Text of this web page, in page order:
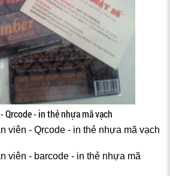
Qrcode - in thẻ nhựa mã vạch
viên - Qrcode - in thẻ nhựa mã vạch
viên - barcode - in thẻ nhựa mã